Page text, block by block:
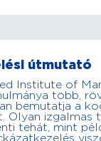
útmutató
Institute of
több,
bemutatja a
Olyan izgalmas
tehát, mint